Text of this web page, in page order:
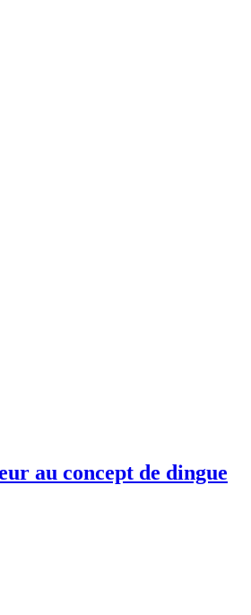
au concept de dingue